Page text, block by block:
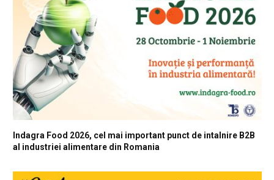
Indagra Food 2026, cel mai important punct de intalnire B2B
al industriei alimentare din Romania